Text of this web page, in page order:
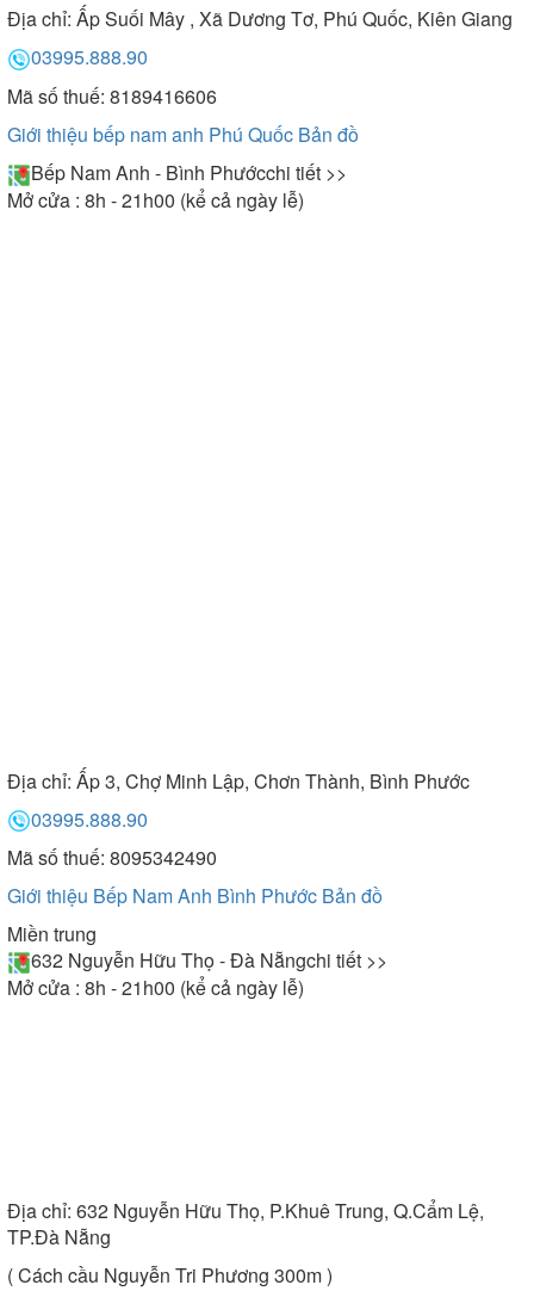
Địa chỉ: Ấp Suối Mây , Xã Dương Tơ, Phú Quốc, Kiên Giang
03995.888.90
Mã số thuế: 8189416606
Giới thiệu bếp nam anh Phú Quốc Bản đồ
Bếp Nam Anh - Bình Phướcchi tiết >>
Mở cửa : 8h - 21h00 (kể cả ngày lễ)
Địa chỉ: Ấp 3, Chợ Minh Lập, Chơn Thành, Bình Phước
03995.888.90
Mã số thuế: 8095342490
Giới thiệu Bếp Nam Anh Bình Phước Bản đồ
Miền trung
632 Nguyễn Hữu Thọ - Đà Nẵngchi tiết >>
Mở cửa : 8h - 21h00 (kể cả ngày lễ)
Địa chỉ: 632 Nguyễn Hữu Thọ, P.Khuê Trung, Q.Cẩm Lệ,
TP.Đà Nẵng
( Cách cầu Nguyễn Tri Phương 300m )